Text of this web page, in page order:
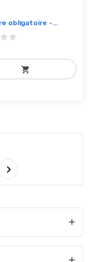
obligatoire -...
shopping_cart

